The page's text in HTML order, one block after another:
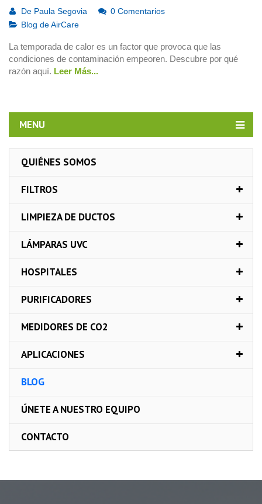
De Paula Segovia
0 Comentarios
Blog de AirCare
La temporada de calor es un factor que provoca que las
condiciones de contaminación empeoren. Descubre por qué
razón aquí. Leer Más...
MENU
QUIÉNES SOMOS
FILTROS
LIMPIEZA DE DUCTOS
LÁMPARAS UVC
HOSPITALES
PURIFICADORES
MEDIDORES DE CO2
APLICACIONES
BLOG
ÚNETE A NUESTRO EQUIPO
CONTACTO